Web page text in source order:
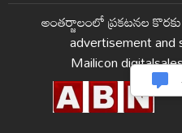
అంతర్జాలంలో ప్రకటనల
advertisement
Mailicon